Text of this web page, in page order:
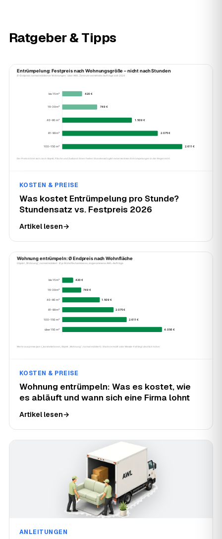
Ratgeber & Tipps
KOSTEN & PREISE
Was kostet Entrümpelung pro Stunde?
Stundensatz vs. Festpreis 2026
Artikel lesen→
KOSTEN & PREISE
Wohnung entrümpeln: Was es kostet, wie
es abläuft und wann sich eine Firma lohnt
Artikel lesen→
ANLEITUNGEN